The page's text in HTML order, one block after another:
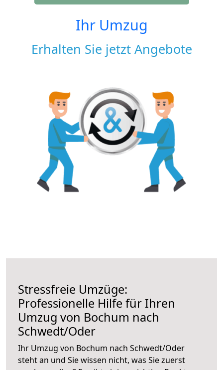
Ihr Umzug
Erhalten Sie jetzt Angebote
Stressfreie Umzüge:
Professionelle Hilfe für Ihren
Umzug von Bochum nach
Schwedt/Oder
Ihr Umzug von Bochum nach Schwedt/Oder
steht an und Sie wissen nicht, was Sie zuerst